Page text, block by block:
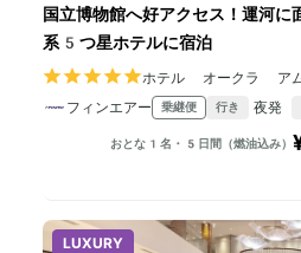
国立博物館へ好アクセス！運河に
系5つ星ホテルに宿泊
ホテル オークラ アム
フィンエアー
乗継便 行き 夜発
おとな1名・5日間（燃油込み）
LUXURY